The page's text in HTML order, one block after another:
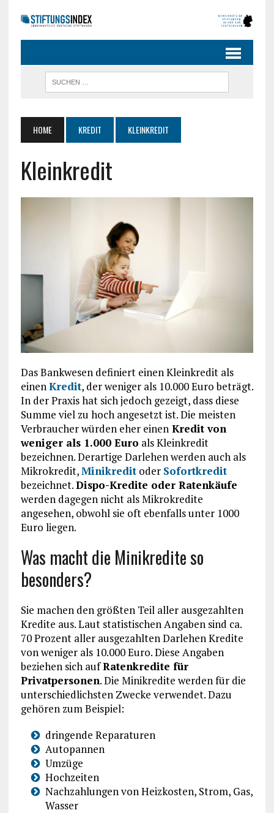
HOME KREDIT KLEINKREDIT
Kleinkredit
Das Bankwesen definiert einen Kleinkredit als
einenKredit, der weniger als 10.000 Euro beträgt.
In der Praxis hat sich jedoch gezeigt, dass diese
Summe viel zu hoch angesetzt ist. Die meisten
Verbraucher würden eher einenKredit von
weniger als 1.000 Euro als Kleinkredit
bezeichnen. Derartige Darlehen werden auch als
Mikrokredit,Minikreditoder Sofortkredit
bezeichnet.Dispo-Kredite oder Ratenkäufe
werden dagegen nicht als Mikrokredite
angesehen, obwohl sie oft ebenfalls unter 1000
Euro liegen.
Was macht die Minikredite so
besonders?
Sie machen den größten Teil aller ausgezahlten
Kredite aus. Laut statistischen Angaben sind ca.
70 Prozent aller ausgezahlten Darlehen Kredite
von weniger als 10.000 Euro. Diese Angaben
beziehen sich aufRatenkredite für
Privatpersonen. Die Minikredite werden für die
unterschiedlichsten Zwecke verwendet. Dazu
gehören zum Beispiel:
dringende Reparaturen
Autopannen
Umzüge
Hochzeiten
Nachzahlungen von Heizkosten, Strom, Gas,
Wasser